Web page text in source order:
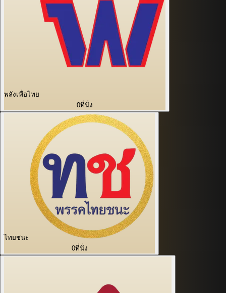
พลังเพื่อไทย
0ที่นั่ง
ไทยชนะ
0ที่นั่ง